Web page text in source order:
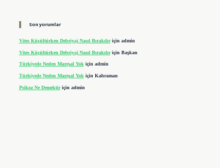
Son yorumlar
Vites Küçültürken Debriyaj Nasıl Bırakılıriçin admin
Vites Küçültürken Debriyaj Nasıl Bırakılıriçin Başkan
Türkiyede Neden Mareşal Yokiçin admin
Türkiyede Neden Mareşal Yok için Kahraman
Psikoz Ne Demektiriçin admin